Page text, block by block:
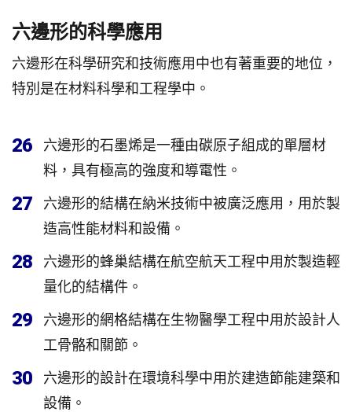
六邊形的科學應用
六邊形在科學研究和技術應用中也有著重要的地位，
特別是在材料科學和工程學中。
26
六邊形的石墨烯是一種由碳原子組成的單層材
料，具有極高的強度和導電性。
27
六邊形的結構在納米技術中被廣泛應用，用於製
造高性能材料和設備。
28
六邊形的蜂巢結構在航空航天工程中用於製造輕
量化的結構件。
29
六邊形的網格結構在生物醫學工程中用於設計人
工骨骼和關節。
30
六邊形的設計在環境科學中用於建造節能建築和
設備。